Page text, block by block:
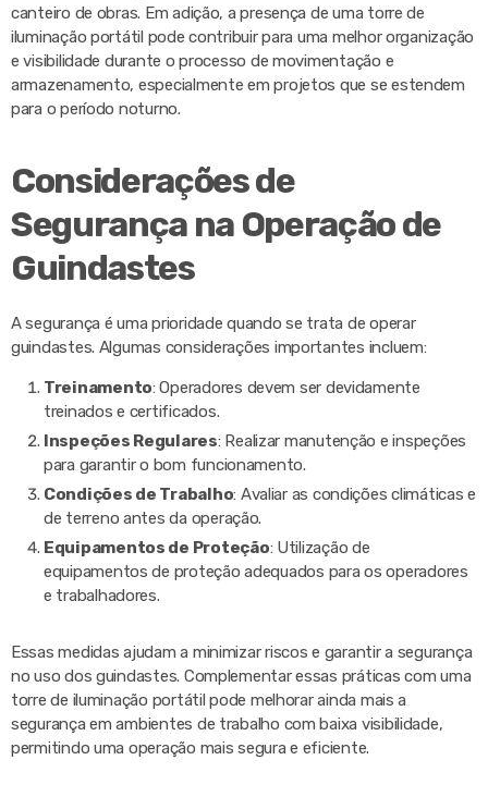
canteiro de obras. Em adição, a presença de uma torre de
iluminação portátil pode contribuir para uma melhor organização
e visibilidade durante o processo de movimentação e
armazenamento, especialmente em projetos que se estendem
para o período noturno.
Considerações de
Segurança na Operação de
Guindastes
A segurança é uma prioridade quando se trata de operar
guindastes. Algumas considerações importantes incluem:
Treinamento: Operadores devem ser devidamente
treinados e certificados.
Inspeções Regulares: Realizar manutenção e inspeções
para garantir o bom funcionamento.
Condições de Trabalho: Avaliar as condições climáticas e
de terreno antes da operação.
Equipamentos de Proteção: Utilização de
equipamentos de proteção adequados para os operadores
e trabalhadores.
Essas medidas ajudam a minimizar riscos e garantir a segurança
no uso dos guindastes. Complementar essas práticas com uma
torre de iluminação portátil pode melhorar ainda mais a
segurança em ambientes de trabalho com baixa visibilidade,
permitindo uma operação mais segura e eficiente.